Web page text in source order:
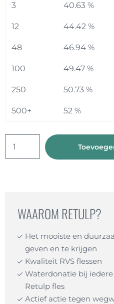
3 40.63 %
12 44.42 %
48 46.94 %
100 49.47 %
250 50.73 %
500+ 52 %
Thermosfles
WAAROM RETULP?
Het mooiste en
geven en te krijgen
Kwaliteit RVS flessen
Waterdonatie bij
Retulp fles
Actief actie tegen